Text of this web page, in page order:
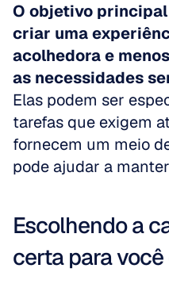
O objetivo
criar uma
acolhedora e
as necessidades
Elas podem ser
tarefas que exigem
fornecem um meio
pode ajudar a
Escolhendo a
certa para